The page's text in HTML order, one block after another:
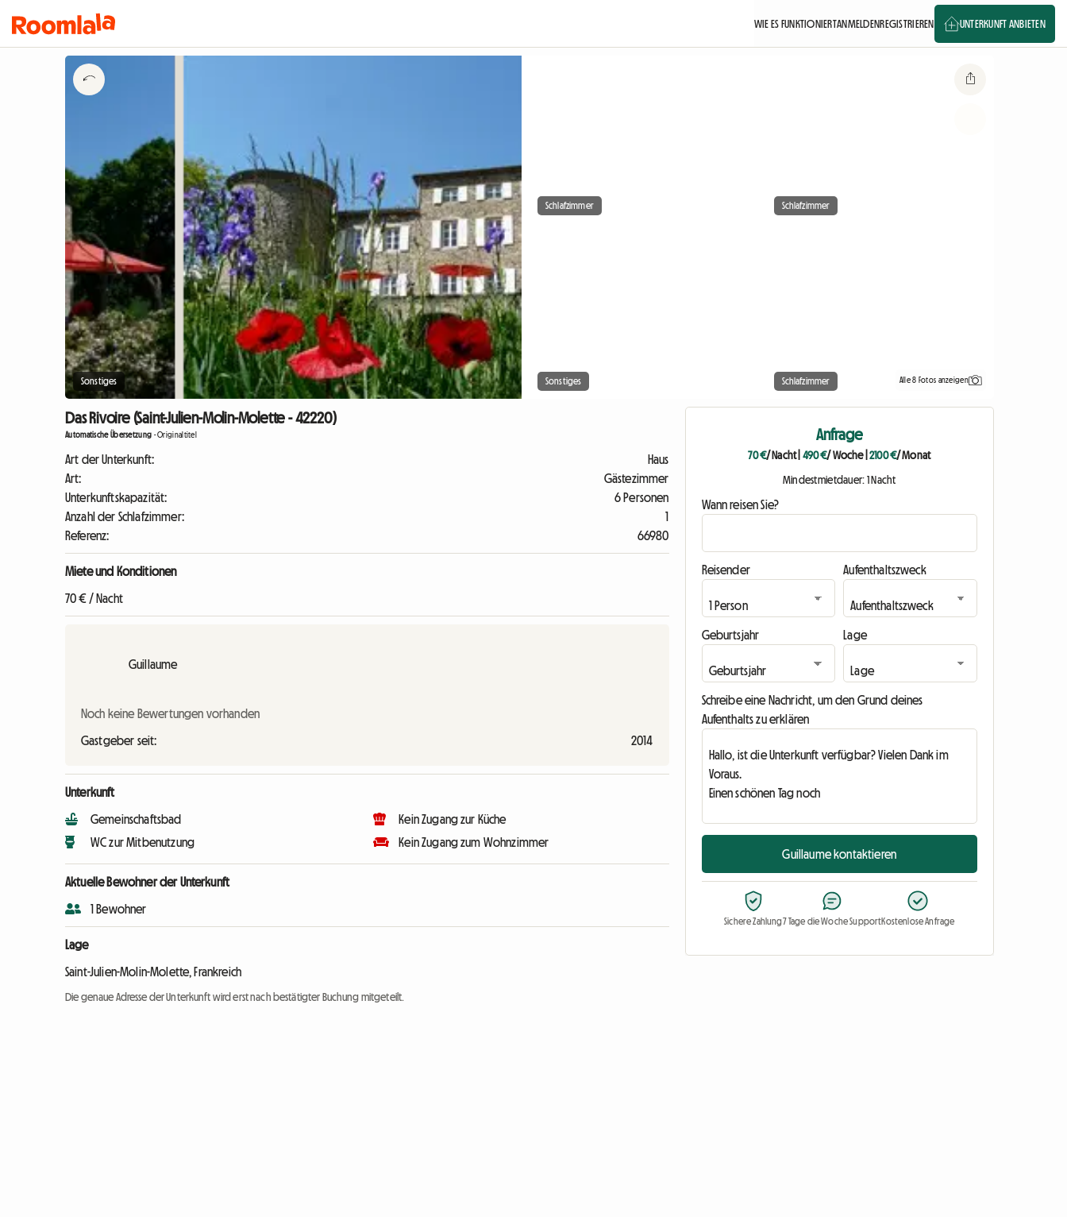
WIE ES FUNKTIONIERTANMELDENREGISTRIEREN UNTERKUNFT ANBIETEN
Sonstiges
Schlafzimmer Schlafzimmer
Sonstiges Schlafzimmer Alle 8 Fotos anzeigen
Das Rivoire (Saint-Julien-Molin-Molette - 42220)
Automatische Übersetzung -Originaltitel
Art der Unterkunft:
Haus
Art:
Gästezimmer
Unterkunftskapazität:
6 Personen
Anzahl der Schlafzimmer:
1
Referenz:
66980
Miete und Konditionen
70 € / Nacht
Guillaume
Noch keine Bewertungen vorhanden
Gastgeber seit: 2014
Unterkunft
Gemeinschaftsbad
WC zur Mitbenutzung
Kein Zugang zur Küche
Kein Zugang zum Wohnzimmer
Aktuelle Bewohner der Unterkunft
1 Bewohner
Lage
Saint-Julien-Molin-Molette, Frankreich
Die genaue Adresse der Unterkunft wird erst nach bestätigter Buchung mitgeteilt.
Anfrage
70 €/ Nacht| 490 €/ Woche|2100 €/ Monat
Mindestmietdauer: 1 Nacht
Wann reisen Sie?
Reisender Aufenthaltszweck
Geburtsjahr Lage
Schreibe eine Nachricht, um den Grund deines
Aufenthalts zu erklären
Guillaume kontaktieren
Sichere Zahlung7 Tage die Woche SupportKostenlose Anfrage